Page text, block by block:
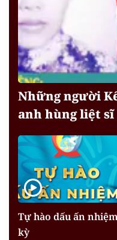
Những người
anh hùng liệt
Tự hào dấu ấn nhiệm
kỳ